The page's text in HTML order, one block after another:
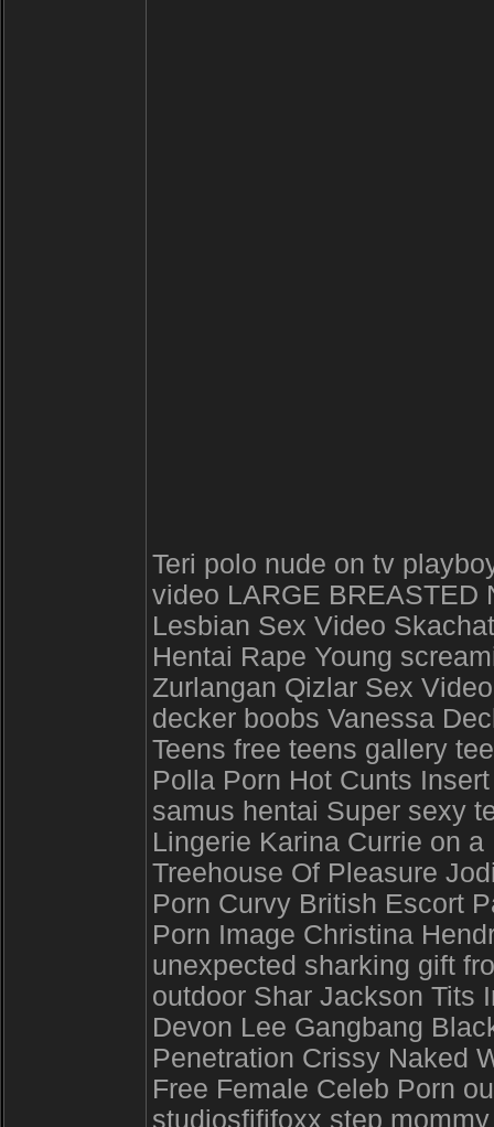
Teri polo nude on tv
video LARGE BREASTED
Lesbian Sex Video
Hentai Rape Young
Zurlangan Qizlar Sex
decker boobs Vanessa
Teens free teens gallery
Polla Porn Hot Cunts
samus hentai Super sexy
Lingerie Karina Currie on
Treehouse Of Pleasure
Porn Curvy British Escort
Porn Image Christina
unexpected sharking gift
outdoor Shar Jackson Tits
Devon Lee Gangbang
Penetration Crissy Naked
Free Female Celeb Porn
studiosfififoxx step